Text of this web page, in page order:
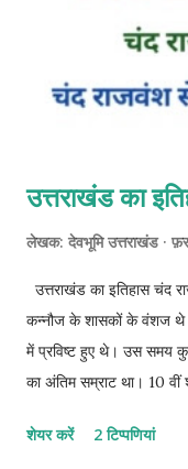
उत्तराखंड का
लेखक: देवभूमि उत्तराखंड
उत्तराखंड का इतिहास चंद
कन्नौज के शासकों के वंशज
में प्रविष्ट हुए थे। उस समय
का अंतिम सम्राट था। 10 वीं
बद्रीदत्त पांडे के अनुसार
शेयर करें 2 टिप्पणियां